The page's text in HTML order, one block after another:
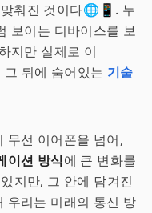
춰진 것이다🌐📱. 누
보이는 디바이스를 보
지만 실제로 이
뒤에 숨어있는 기술
무선 이어폰을 넘어,
이션 방식에 큰 변화를
지만, 그 안에 담겨진
우리는 미래의 통신 방